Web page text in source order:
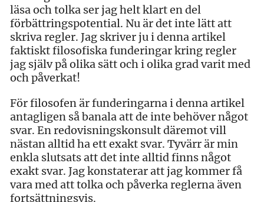
läsa och tolka ser jag helt klart en del
förbättringspotential. Nu är det inte lätt att
skriva regler. Jag skriver ju i denna artikel
faktiskt filosofiska funderingar kring regler
jag själv på olika sätt och i olika grad varit med
och påverkat!
För filosofen är funderingarna i denna artikel
antagligen så banala att de inte behöver något
svar. En redovisningskonsult däremot vill
nästan alltid ha ett exakt svar. Tyvärr är min
enkla slutsats att det inte alltid finns något
exakt svar. Jag konstaterar att jag kommer få
vara med att tolka och påverka reglerna även
fortsättningsvis.